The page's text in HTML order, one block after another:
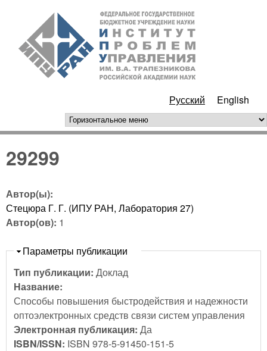
Перейти к основному
содержанию
РАН
Русский English
горизонтальное меню
29299
Автор(ы):
Стецюра Г. Г. (ИПУ РАН, Лаборатория 27)
Автор(ов): 1
Скрыть
Параметры публикации
Тип публикации: Доклад
Название:
Способы повышения быстродействия и надежности
оптоэлектронных средств связи систем управления
Электронная публикация: Да
ISBN/ISSN: ISBN 978-5-91450-151-5